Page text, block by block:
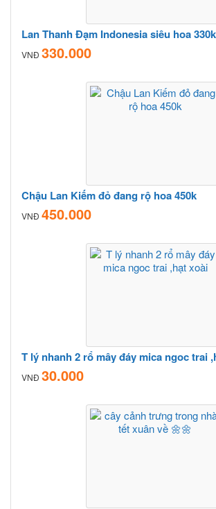
Lan Thanh Đạm Indonesia siêu hoa 330k
VNĐ 330.000
Chậu Lan Kiếm đỏ đang rộ hoa 450k
VNĐ 450.000
T lý nhanh 2 rổ mây đáy mica ngoc trai
VNĐ 30.000